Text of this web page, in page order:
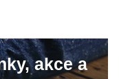
akce a